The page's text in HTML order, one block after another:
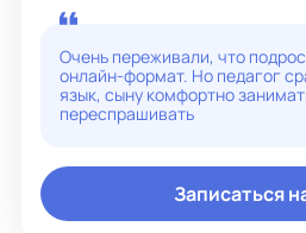
в учебное русло, не без уместной
математику за ее логику и
привить эту любовь ученикам,
сложными задачами. Если вы
ребенок уверенно чувствовал
экзаменах, приглашаю вас на
Очень переживали, что
онлайн-формат. Но педагог
язык, сыну комфортно
переспрашивать
Записаться